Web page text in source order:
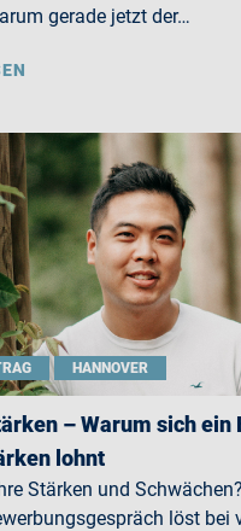
gerade jetzt der…
HANNOVER
– Warum sich ein
lohnt
Stärken und
löst bei